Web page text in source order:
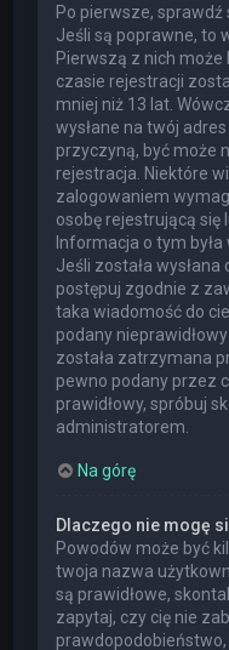
Po pierwsze, sprawdź
Jeśli są poprawne, to
Pierwszą z nich może
czasie rejestracji
mniej niż 13 lat.
wysłane na twój
przyczyną, być może
rejestracja. Niektóre
zalogowaniem
osobę rejestrującą się
Informacja o tym
Jeśli została
postępuj zgodnie z
taka wiadomość do
podany
została zatrzymana
pewno podany przez
prawidłowy, spróbuj
administratorem.
Na górę
Dlaczego nie mogę
Powodów może być
twoja nazwa
są prawidłowe,
zapytaj, czy cię nie
prawdopodobieństwo,